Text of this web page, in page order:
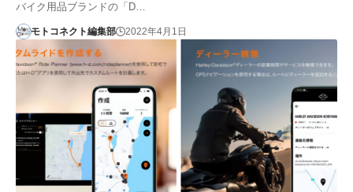
バイク用品ブランドの「D…
モトコネクト編集部 2022年4月1日